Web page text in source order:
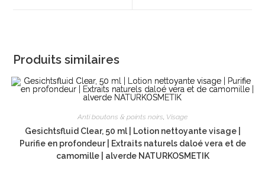
Produits similaires
Anti boutons & points noirs, Visage
Gesichtsfluid Clear, 50 ml | Lotion nettoyante visage |
Purifie en profondeur | Extraits naturels daloé vera et de
camomille | alverde NATURKOSMETIK